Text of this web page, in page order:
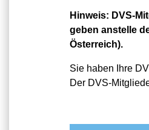
Hinweis: DVS-
geben anstelle
Österreich).
Sie haben Ihre
Der DVS-